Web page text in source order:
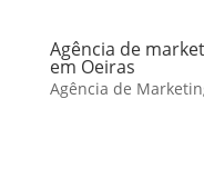
Agência de
em Oeiras
Agência de